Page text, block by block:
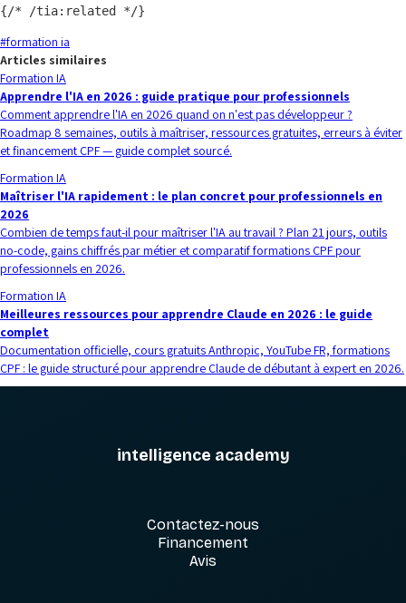
#formation ia
Articles similaires
Formation IA
Apprendre l'IA en 2026 : guide pratique pour professionnels
Comment apprendre l'IA en 2026 quand on n'est pas développeur ?
Roadmap 8 semaines, outils à maîtriser, ressources gratuites, erreurs à éviter
et financement CPF — guide complet sourcé.
Formation IA
Maîtriser l'IA rapidement : le plan concret pour professionnels en
2026
Combien de temps faut-il pour maîtriser l'IA au travail ? Plan 21 jours, outils
no-code, gains chiffrés par métier et comparatif formations CPF pour
professionnels en 2026.
Formation IA
Meilleures ressources pour apprendre Claude en 2026 : le guide
complet
Documentation officielle, cours gratuits Anthropic, YouTube FR, formations
CPF : le guide structuré pour apprendre Claude de débutant à expert en 2026.
intelligence academy
Contactez-nous
Financement
Avis